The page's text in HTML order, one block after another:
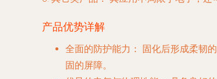
产品优势详解
全面的防护能力：
固化后形成柔韧
固的屏障。